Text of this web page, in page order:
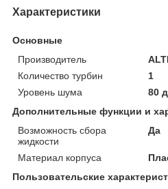
Характеристики
Основные
Производитель
Количество турбин
1
Уровень шума
80
Дополнительные функции и
Возможность сбора
жидкости
Да
Материал корпуса
Пользовательские